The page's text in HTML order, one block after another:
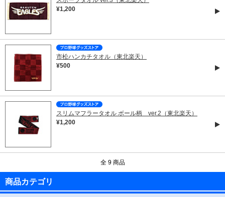
¥1,200
市松ハンカチタオル（東北楽天）
¥500
スリムマフラータオル ボール柄 ver.2（東北楽天）
¥1,200
全 9 商品
商品カテゴリ